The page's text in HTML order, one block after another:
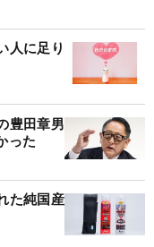
人に足り
豊田章男
った
た純国産